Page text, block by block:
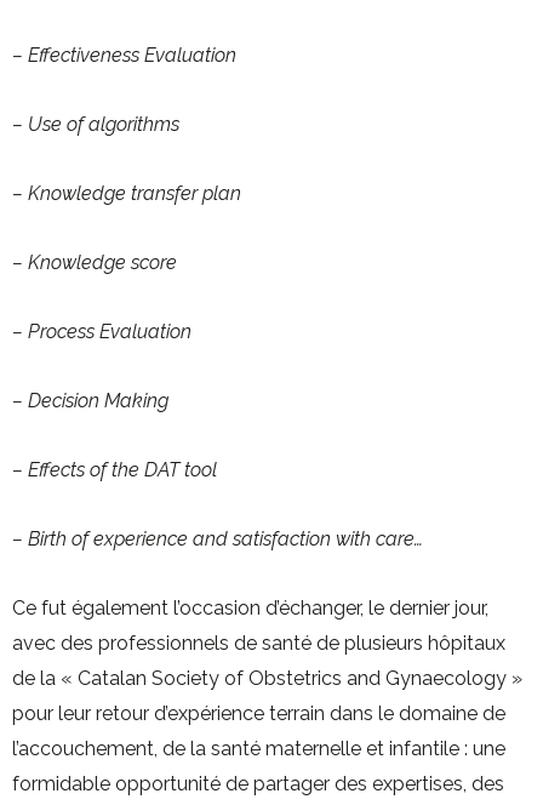
– Effectiveness Evaluation
– Use of algorithms
– Knowledge transfer plan
– Knowledge score
– Process Evaluation
– Decision Making
– Effects of the DAT tool
– Birth of experience and satisfaction with care…
Ce fut également l’occasion d’échanger, le dernier jour,
avec des professionnels de santé de plusieurs hôpitaux
de la « Catalan Society of Obstetrics and Gynaecology »
pour leur retour d’expérience terrain dans le domaine de
l’accouchement, de la santé maternelle et infantile : une
formidable opportunité de partager des expertises, des